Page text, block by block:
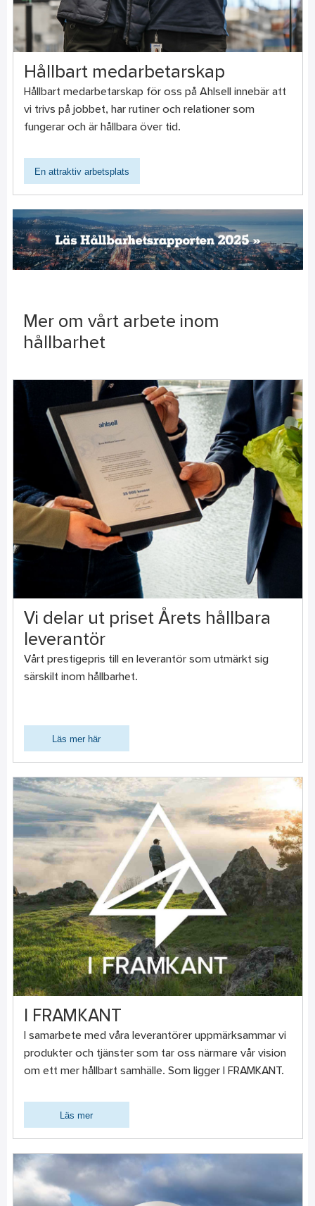
Hållbart medarbetarskap
Hållbart medarbetarskap för oss på Ahlsell innebär att
vi trivs på jobbet, har rutiner och relationer som
fungerar och är hållbara över tid.
En attraktiv arbetsplats
Mer om vårt arbete inom
hållbarhet
Vi delar ut priset Årets hållbara
leverantör
Vårt prestigepris till en leverantör som utmärkt sig
särskilt inom hållbarhet.
Läs mer här
I FRAMKANT
I samarbete med våra leverantörer uppmärksammar vi
produkter och tjänster som tar oss närmare vår vision
om ett mer hållbart samhälle. Som ligger I FRAMKANT.
Läs mer